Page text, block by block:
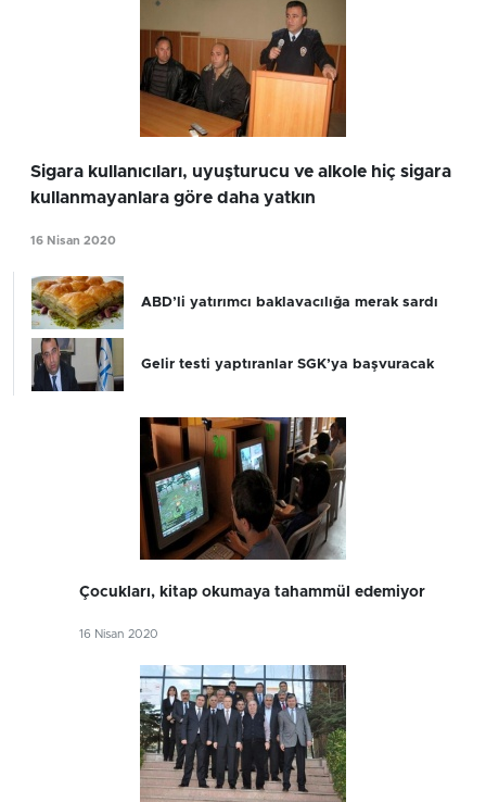
Sigara kullanıcıları, uyuşturucu ve alkole hiç sigara
kullanmayanlara göre daha yatkın
16 Nisan 2020
ABD’li yatırımcı baklavacılığa merak sardı
Gelir testi yaptıranlar SGK’ya başvuracak
Çocukları, kitap okumaya tahammül edemiyor
16 Nisan 2020